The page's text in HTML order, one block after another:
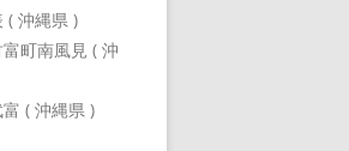
沖縄県 )
町南風見 ( 沖
( 沖縄県 )